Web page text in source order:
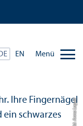
EN Menü
Bild: Anna Logue